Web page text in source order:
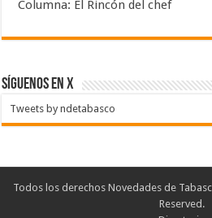
Columna: El Rincón del chef
SÍGUENOS EN X
Tweets by ndetabasco
Todos los derechos Novedades de
Reserved.